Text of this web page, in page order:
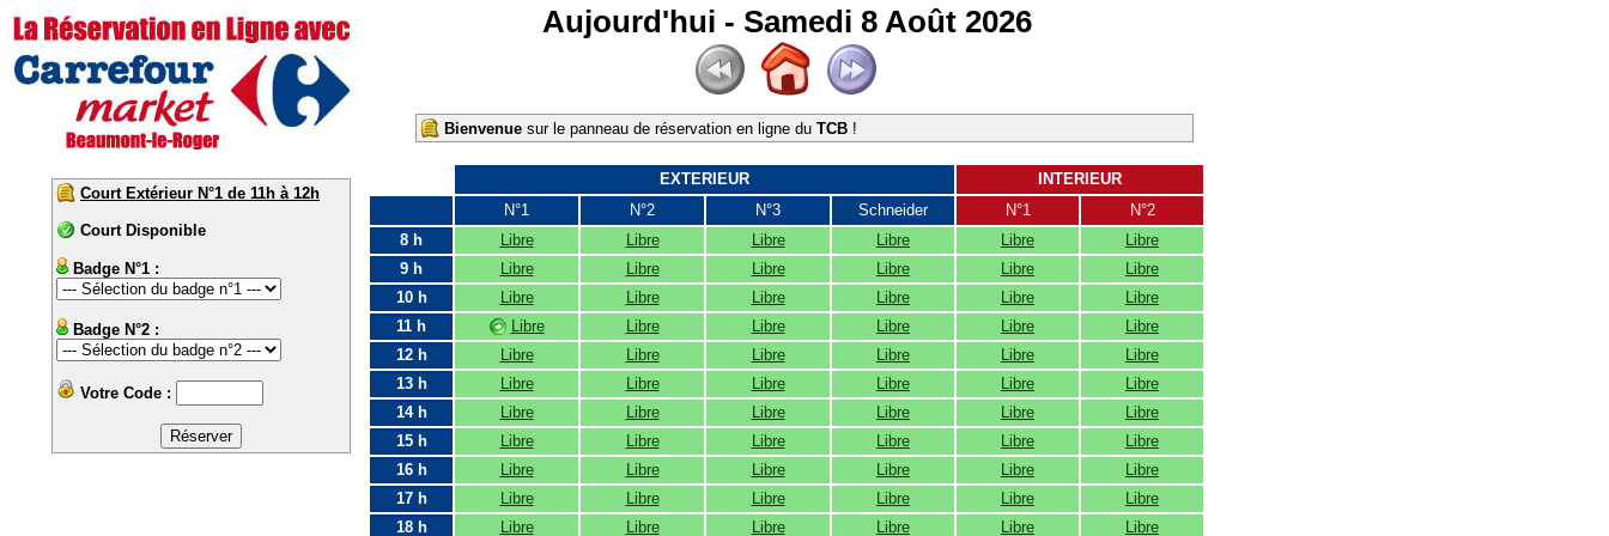
Aujourd'hui - Samedi 8 Août 2026
Bienvenue sur le panneau de réservation en ligne du TCB !
Court Extérieur N°1 de 11h à 12h
Court Disponible
Badge N°1 :
Badge N°2 :
Votre Code :
EXTERIEUR
INTERIEUR
N°1
N°2 N°3 Schneider N°1
N°2
8 h
Libre Libre Libre Libre Libre
Libre
9 h
Libre Libre Libre Libre Libre
Libre
10 h
Libre Libre Libre Libre Libre
Libre
11 h
Libre Libre Libre Libre Libre
Libre
12 h
Libre Libre Libre Libre Libre
Libre
13 h
Libre Libre Libre Libre Libre
Libre
14 h
Libre Libre Libre Libre Libre
Libre
15 h
Libre Libre Libre Libre Libre
Libre
16 h
Libre Libre Libre Libre Libre
Libre
17 h
Libre Libre Libre Libre Libre
Libre
18 h
Libre Libre Libre Libre Libre
Libre